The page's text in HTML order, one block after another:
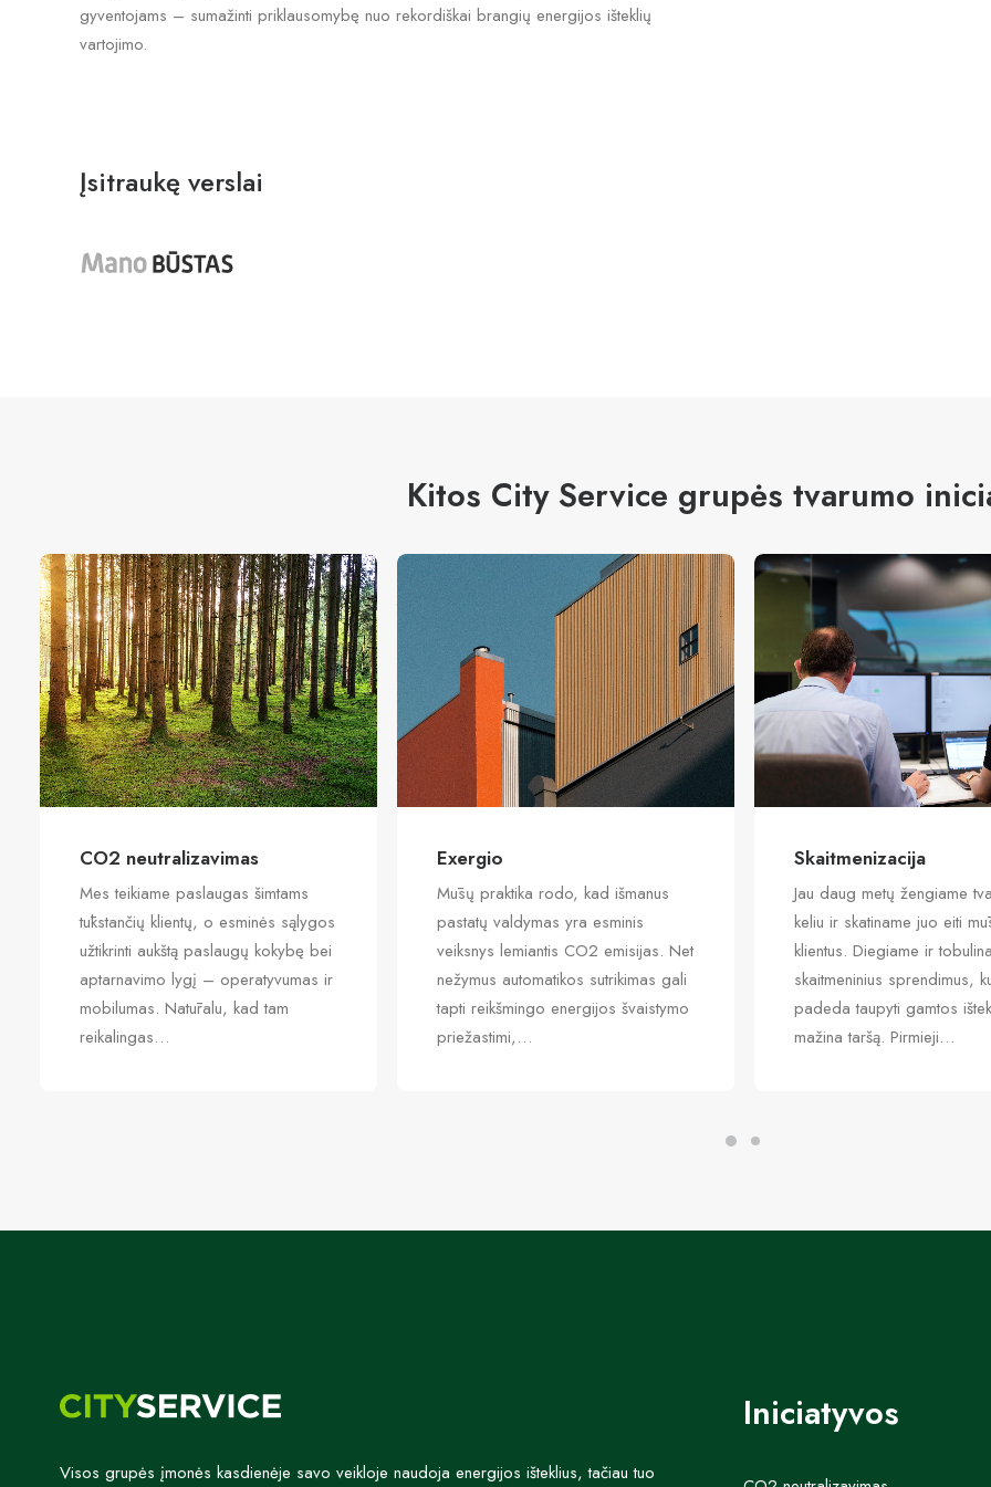
gyventojams – sumažinti priklausomybę nuo rekordiškai brangių energijos išteklių
vartojimo.
Įsitraukę verslai
Kitos City Service grupės tvarumo
CO2 neutralizavimas
Mes teikiame paslaugas šimtams
tūkstančių klientų, o esminės sąlygos
užtikrinti aukštą paslaugų kokybę bei
aptarnavimo lygį – operatyvumas ir
mobilumas. Natūralu, kad tam
reikalingas…
Exergio
Mūsų praktika rodo, kad išmanus
pastatų valdymas yra esminis
veiksnys lemiantis CO2 emisijas. Net
nežymus automatikos sutrikimas gali
tapti reikšmingo energijos švaistymo
priežastimi,…
Skaitmenizacija
Jau daug metų žengiame
keliu ir skatiname juo eiti
klientus. Diegiame ir
skaitmeninius sprendimus,
padeda taupyti gamtos
mažina taršą. Pirmieji…
Visos grupės įmonės kasdienėje savo veikloje naudoja energijos išteklius, tačiau tuo
Iniciatyvos